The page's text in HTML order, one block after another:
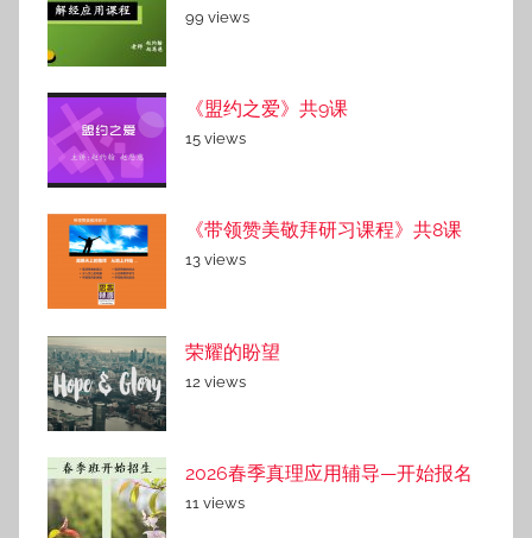
99 views
《盟约之爱》共9课
15 views
《带领赞美敬拜研习课程》共8课
13 views
荣耀的盼望
12 views
2026春季真理应用辅导—开始报名
11 views